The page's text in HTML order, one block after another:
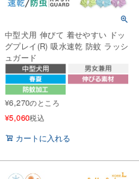
中型犬用 伸びて 着せやすい ドッ
グプレイ(R) 吸水速乾 防蚊 ラッシ
ュガード
¥6,270のところ
¥5,060税込
カートに入れる